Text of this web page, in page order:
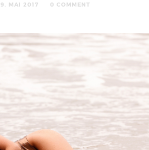
9. MAI 2017 0 COMMENT